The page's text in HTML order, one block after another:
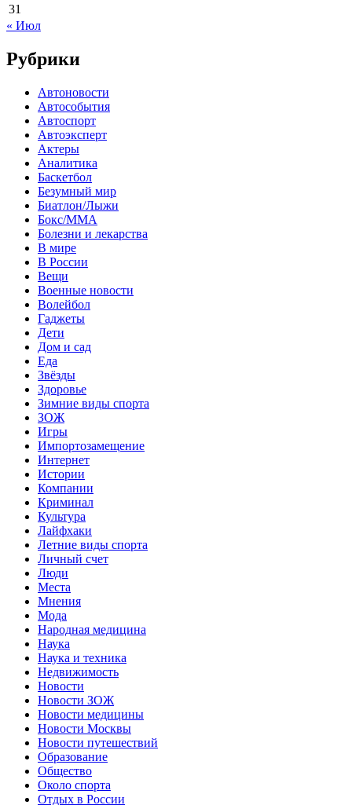
31
« Июл
Рубрики
Автоновости
Автособытия
Автоспорт
Автоэксперт
Актеры
Аналитика
Баскетбол
Безумный мир
Биатлон/Лыжи
Бокс/MMA
Болезни и лекарства
В мире
В России
Вещи
Военные новости
Волейбол
Гаджеты
Дети
Дом и сад
Еда
Звёзды
Здоровье
Зимние виды спорта
ЗОЖ
Игры
Импортозамещение
Интернет
Истории
Компании
Криминал
Культура
Лайфхаки
Летние виды спорта
Личный счет
Люди
Места
Мнения
Мода
Народная медицина
Наука
Наука и техника
Недвижимость
Новости
Новости ЗОЖ
Новости медицины
Новости Москвы
Новости путешествий
Образование
Общество
Около спорта
Отдых в России